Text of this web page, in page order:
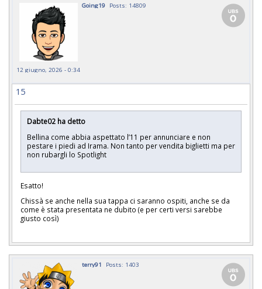
Going19 Posts: 14809
12 giugno, 2026 - 0:34
15
Dabte02 ha detto
Bellina come abbia aspettato l’11 per annunciare e non
pestare i piedi ad Irama. Non tanto per vendita biglietti ma per
non rubargli lo Spotlight
Esatto!
Chissà se anche nella sua tappa ci saranno ospiti, anche se da
come è stata presentata ne dubito (e per certi versi sarebbe
giusto così)
terry91 Posts: 1403